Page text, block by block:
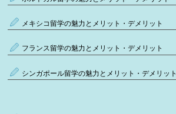
メキシコ留学の魅力とメリット・デメリット
フランス留学の魅力とメリット・デメリット
シンガポール留学の魅力とメリット・デメリット